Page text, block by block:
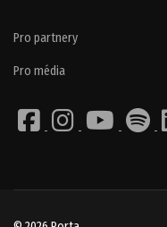
Pro partnery
Pro média